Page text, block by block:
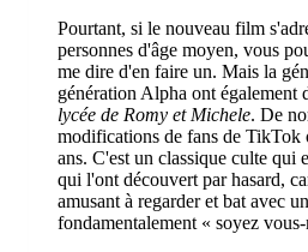
Pourtant, si le nouveau film
personnes d'âge moyen, vous
me dire d'en faire un. Mais la
génération Alpha ont également
lycée de Romy et Michele. De
modifications de fans de TikTok
ans. C'est un classique culte qui
qui l'ont découvert par hasard,
amusant à regarder et bat avec
fondamentalement « soyez